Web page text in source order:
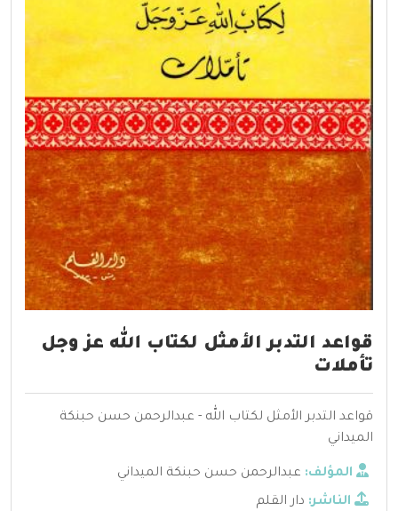
قواعد التدبر الأمثل لكتاب الله عز وجل
تأملات
قواعد التدبر الأمثل لكتاب الله - عبدالرحمن حسن حبنكة
الميداني
المؤلف: عبدالرحمن حسن حبنكة الميداني
الناشر: دار القلم